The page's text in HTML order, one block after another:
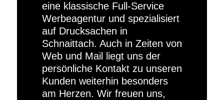
eine klassische Full-Service
Werbeagentur und spezialisiert
auf Drucksachen in
Schnaittach. Auch in Zeiten von
Web und Mail liegt uns der
persönliche Kontakt zu unseren
Kunden weiterhin besonders
am Herzen. Wir freuen uns,